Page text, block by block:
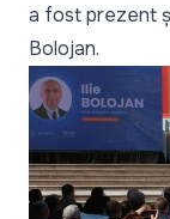
a fost prezent
Bolojan.